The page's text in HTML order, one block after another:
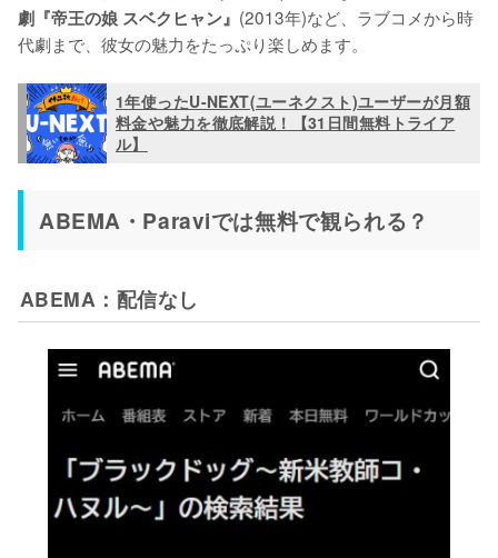
劇『帝王の娘 スベクヒャン』 (2013年)など、ラブコメから時
代劇まで、彼女の魅力をたっぷり楽しめます。
1年使ったU-NEXT(ユーネクスト)ユーザーが月額
料金や魅力を徹底解説！【31日間無料トライア
ル】
ABEMA・Paraviでは無料で観られる？
ABEMA：配信なし